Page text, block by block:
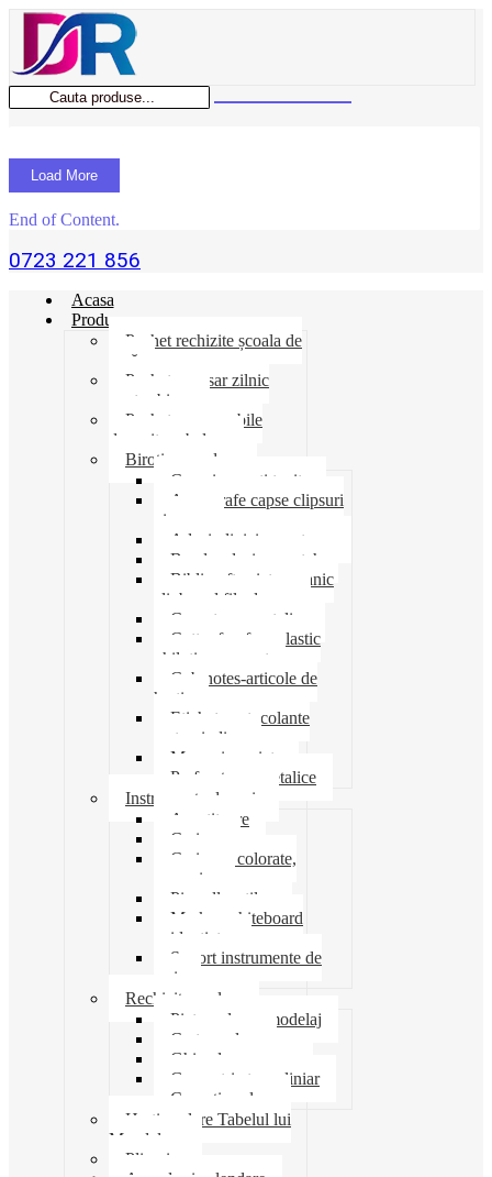
Load More
End of Content.
0723 221 856
Acasa
Produse
Pachet rechizite școala de
vară
Pachet necesar zilnic
pentru birou
Pachet consumabile
depozit-ambalare
Birotica-produse
Cosuri suporti tavite
Ace agrafe capse clipsuri
pioneze
Adeziv lipici corectoare
Banda adeziva-scotch
Biblioraft caiet mecanic
clipboard file dosare
Capsatoare metalice
Cutter foarfeca elastic
ghilotina magnet
Cub notes-articole de
hartie
Etichete autocolante
carton indigo
Mape si serviete
Perforatoare metalice
Instrumente de scris
Ascutitoare
Carioca
Creioane colorate,
mecanice
Pix roller stilou
Marker whiteboard
evidentiator
Suport instrumente de
scris
Rechizite scolare
Pictura desen modelaj
Creta scolara
Ghiozdane penare
Geometrie trusa liniar
Coperti scolare
Harti scolare Tabelul lui
Mendeleev
Plicuri